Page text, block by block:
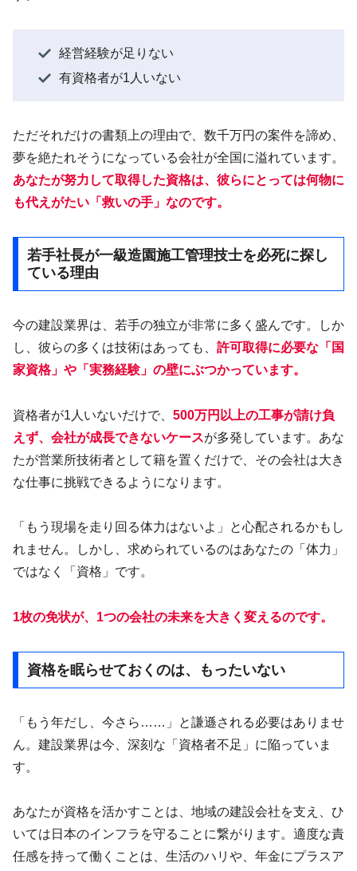
​経営経験が足りない
有資格者が1人いない
​ただそれだけの書類上の理由で、数千万円の案件を諦め、
夢を絶たれそうになっている会社が全国に溢れています。
あなたが努力して取得した資格は、彼らにとっては何物に
も代えがたい「救いの手」なのです。​
若手社長が一級造園施工管理技士を必死に探し
ている理由
今の建設業界は、若手の独立が非常に多く盛んです。しか
し、彼らの多くは技術はあっても、 許可取得に必要な「国
家資格」や「実務経験」の壁にぶつかっています。
​資格者が1人いないだけで、 500万円以上の工事が請け負
えず、会社が成長できないケースが多発しています。​あな
たが営業所技術者として籍を置くだけで、その会社は大き
な仕事に挑戦できるようになります。
​「もう現場を走り回る体力はないよ」と心配されるかもし
れません。しかし、求められているのはあなたの「体力」
ではなく「資格」です。
1枚の免状が、1つの会社の未来を大きく変えるのです。
資格を眠らせておくのは、もったいない
​「もう年だし、今さら……」と謙遜される必要はありませ
ん。建設業界は今、深刻な「資格者不足」に陥っていま
す。
あなたが資格を活かすことは、地域の建設会社を支え、ひ
いては日本のインフラを守ることに繋がります。適度な責
任感を持って働くことは、生活のハリや、年金にプラスア